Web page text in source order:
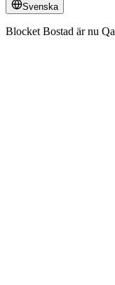
Svenska
Blocket Bostad är nu